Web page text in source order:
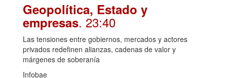
Geopolítica, Estado y
empresas. 23:40
Las tensiones entre gobiernos, mercados y actores
privados redefinen alianzas, cadenas de valor y
márgenes de soberanía
Infobae